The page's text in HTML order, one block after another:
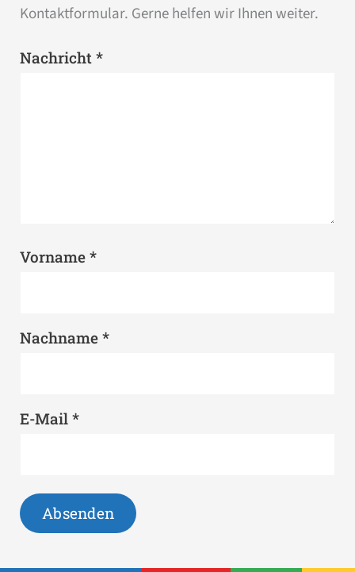
Kontaktformular. Gerne helfen wir Ihnen weiter.
Nachricht *
Vorname *
Nachname *
E-Mail *